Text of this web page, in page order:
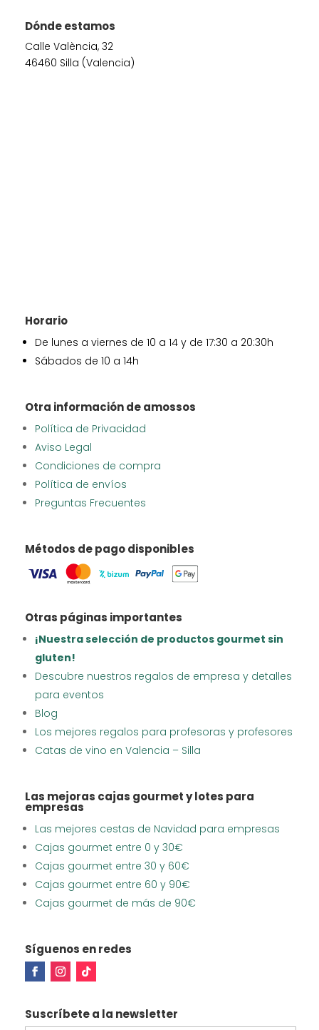
Dónde estamos
Calle València, 32
46460 Silla (Valencia)
Horario
De lunes a viernes de 10 a 14 y de 17:30 a 20:30h
Sábados de 10 a 14h
Otra información de amossos
Política de Privacidad
Aviso Legal
Condiciones de compra
Política de envíos
Preguntas Frecuentes
Métodos de pago disponibles
Otras páginas importantes
¡Nuestra selección de productos gourmet sin
gluten!
Descubre nuestros regalos de empresa y detalles
para eventos
Blog
Los mejores regalos para profesoras y profesores
Catas de vino en Valencia – Silla
Las mejoras cajas gourmet y lotes para
empresas
Las mejores cestas de Navidad para empresas
Cajas gourmet entre 0 y 30€
Cajas gourmet entre 30 y 60€
Cajas gourmet entre 60 y 90€
Cajas gourmet de más de 90€
Síguenos en redes
Suscríbete a la newsletter